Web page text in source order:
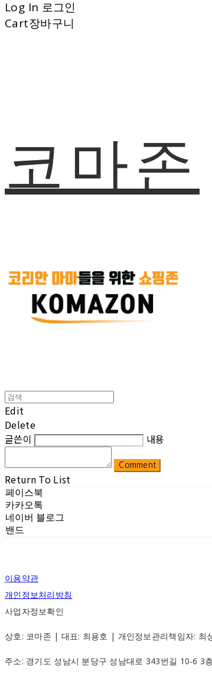
Log In 로그인
Cart장바구니
코마존
Edit
Delete
글쓴이
내용
Comment
Return To List
페이스북
카카오톡
네이버 블로그
밴드
이용약관
개인정보처리방침
사업자정보확인
상호: 코마존 | 대표: 최용호 | 개인정보관리책임자:
주소: 경기도 성남시 분당구 성남대로 343번길 10-6 3